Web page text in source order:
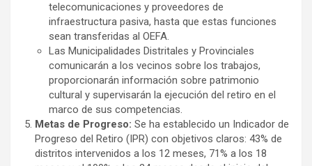
telecomunicaciones y proveedores de
infraestructura pasiva, hasta que estas funciones
sean transferidas al OEFA.
Las Municipalidades Distritales y Provinciales
comunicarán a los vecinos sobre los trabajos,
proporcionarán información sobre patrimonio
cultural y supervisarán la ejecución del retiro en el
marco de sus competencias.
Metas de Progreso: Se ha establecido un Indicador de
Progreso del Retiro (IPR) con objetivos claros: 43% de
distritos intervenidos a los 12 meses, 71% a los 18